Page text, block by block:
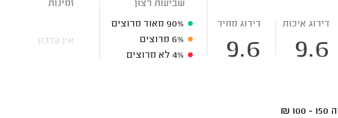
דירוג איכות
9.6
דירוג מחיר
9.6
שביעות רצון
90% מאוד מרוצים
6% מרוצים
4% לא מרוצים
זמינות
אין עדכון
150 - 100
₪